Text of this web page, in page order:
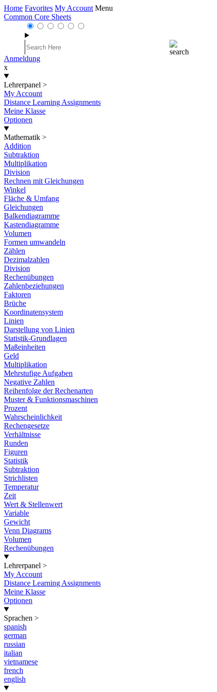
Home Favorites My Account Menu
Common Core Sheets
Anmeldung
x
Lehrerpanel >
My Account
Distance Learning Assignments
Meine Klasse
Optionen
Mathematik >
Addition
Subtraktion
Multiplikation
Division
Rechnen mit Gleichungen
Winkel
Fläche & Umfang
Gleichungen
Balkendiagramme
Kastendiagramme
Volumen
Formen umwandeln
Zählen
Dezimalzahlen
Division
Rechenübungen
Zahlenbeziehungen
Faktoren
Brüche
Koordinatensystem
Linien
Darstellung von Linien
Statistik-Grundlagen
Maßeinheiten
Geld
Multiplikation
Mehrstufige Aufgaben
Negative Zahlen
Reihenfolge der Rechenarten
Muster & Funktionsmaschinen
Prozent
Wahrscheinlichkeit
Rechengesetze
Verhältnisse
Runden
Figuren
Statistik
Subtraktion
Strichlisten
Temperatur
Zeit
Wert & Stellenwert
Variable
Gewicht
Venn Diagrams
Volumen
Rechenübungen
Lehrerpanel >
My Account
Distance Learning Assignments
Meine Klasse
Optionen
Sprachen >
spanish
german
russian
italian
vietnamese
french
english